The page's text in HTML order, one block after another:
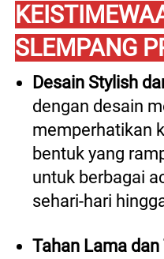
SLEMPANG
Desain Stylish
dengan desain
memperhatikan
bentuk yang
untuk berbagai
sehari-hari
Tahan Lama dan